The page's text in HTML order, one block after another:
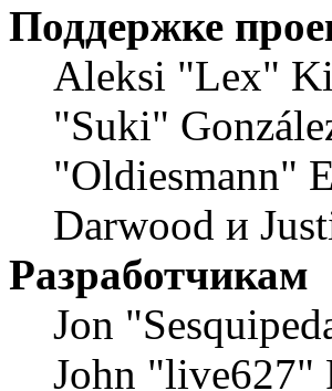
Поддержке
Aleksi "Lex"
"Suki"
"Oldiesmann"
Darwood и
Разработчикам
Jon
John "live627"